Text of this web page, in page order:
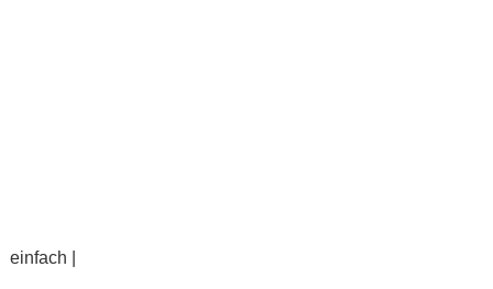
einfach |